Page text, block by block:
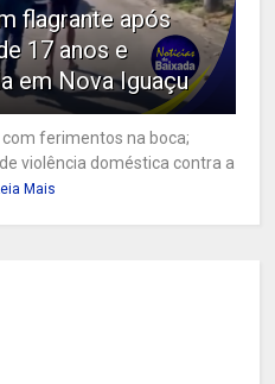
flagrante após
17 anos e
em Nova Iguaçu
ferimentos na boca;
violência doméstica contra a
Mais